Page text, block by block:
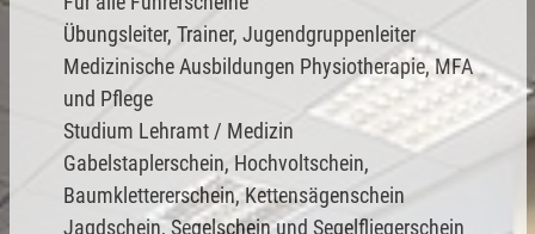
Übungsleiter, Trainer, Jugendgruppenleiter
Medizinische Ausbildungen Physiotherapie, MFA
und Pflege
Studium Lehramt / Medizin
Gabelstaplerschein, Hochvoltschein,
Baumklettererschein, Kettensägenschein
Jagdschein, Segelschein und Segelfliegerschein